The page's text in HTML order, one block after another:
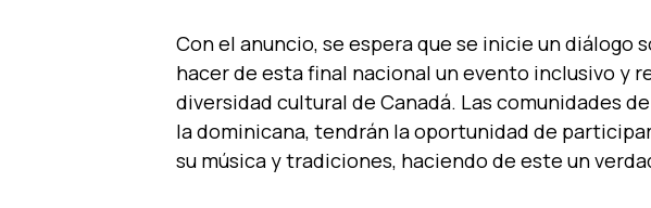
Con el anuncio, se espera que se inicie un diálogo
hacer de esta final nacional un evento inclusivo y
diversidad cultural de Canadá. Las comunidades
la dominicana, tendrán la oportunidad de
su música y tradiciones, haciendo de este un